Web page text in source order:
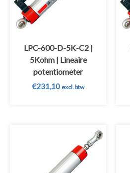
LPC-600-D-5K-C2 |
5Kohm | Lineaire
potentiometer
€231,10 excl. btw